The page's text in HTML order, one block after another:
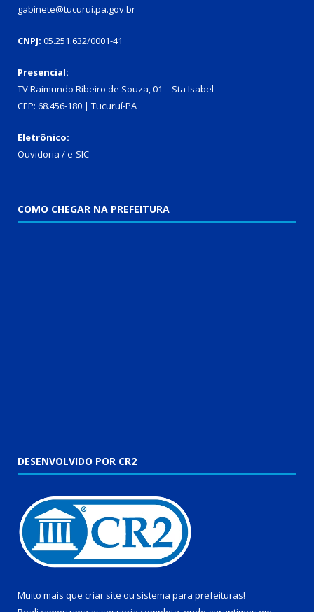
gabinete@tucurui.pa.gov.br
CNPJ: 05.251.632/0001-41
Presencial:
TV Raimundo Ribeiro de Souza, 01 – Sta Isabel
CEP: 68.456-180 | Tucuruí-PA
Eletrônico:
Ouvidoria /e-SIC
COMO CHEGAR NA PREFEITURA
DESENVOLVIDO POR CR2
Muito mais que criar site ou sistema para prefeituras!